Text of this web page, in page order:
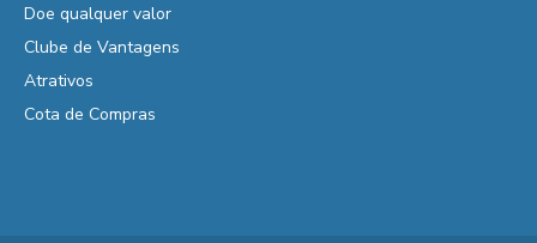
Doe qualquer valor
Clube de Vantagens
Atrativos
Cota de Compras